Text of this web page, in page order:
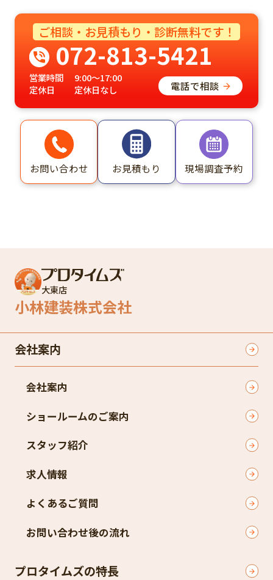
ご相談・お見積もり・診断無料です！
072-813-5421
営業時間
9:00～17:00
定休日
定休日なし 電話で相談
お問い合わせ お見積もり 現場調査予約
大東店
小林建装株式会社
会社案内
会社案内
ショールームのご案内
スタッフ紹介
求人情報
よくあるご質問
お問い合わせ後の流れ
プロタイムズの特長